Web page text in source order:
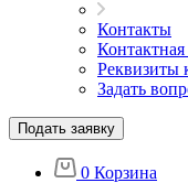
Контакты
Реквизиты
Задать
Подать заявку
0 Корзина